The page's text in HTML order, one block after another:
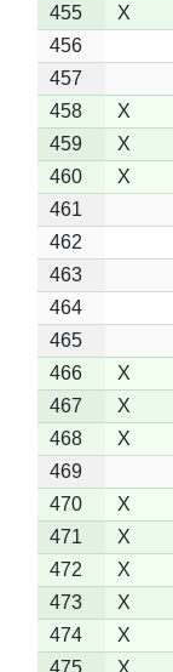
455
X
456
457
458
X
459
X
460
X
461
462
463
464
465
466
X
467
X
468
X
469
470
X
471
X
472
X
473
X
474
X
475
X